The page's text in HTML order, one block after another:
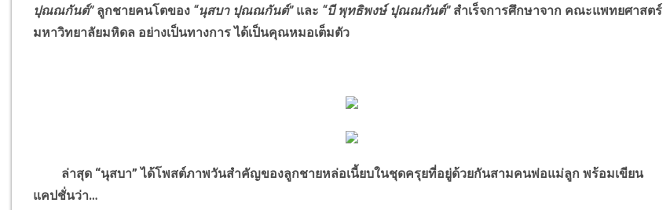
ปุณณกันต์”ลูกชายคนโตของ “นุสบา ปุณณกันต์” และ “บี พุทธิพงษ์ ปุณณกันต์” สำเร็จการศึกษาจาก คณะแพทยศาสตร์
มหาวิทยาลัยมหิดล อย่างเป็นทางการ ได้เป็นคุณหมอเต็มตัว
ล่าสุด “นุสบา” ได้โพสต์ภาพวันสำคัญของลูกชายหล่อเนี้ยบในชุดครุยที่อยู่ด้วยกันสามคนพ่อแม่ลูก พร้อมเขียน
แคปชั่นว่า…